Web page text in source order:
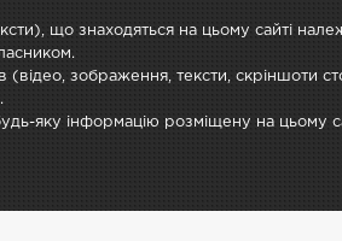
що знаходяться на цьому сайті
(відео, зображення, тексти, скріншоти
яку інформацію розміщену на цьому